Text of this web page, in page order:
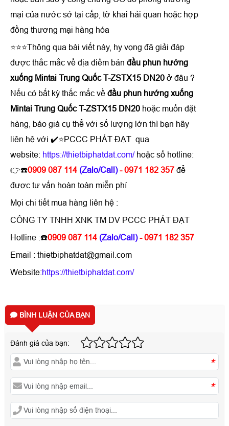
mại của nước sở tại cấp, tờ khai hải quan hoặc hợp
đồng thương mại hàng hóa
⭐⭐⭐Thông qua bài viết này, hy vọng đã giải đáp
được thắc mắc về địa điểm bán đầu phun hướng
xuống Mintai Trung Quốc T-ZSTX15 DN20 ở đâu ?
Nếu có bất kỳ thắc mắc về đầu phun hướng xuống
Mintai Trung Quốc T-ZSTX15 DN20 hoặc muốn đặt
hàng, báo giá cụ thể với số lượng lớn thì bạn hãy
liên hệ với ✔️⭐PCCC PHÁT ĐẠT qua
website: https://thietbiphatdat.com/hoặc số hotline:
👉☎️0909 087 114 (Zalo/Call) - 0971 182 357 để
được tư vấn hoàn toàn miễn phí
Mọi chi tiết mua hàng liên hệ :
CÔNG TY TNHH XNK TM DV PCCC PHÁT ĐẠT
Hotline :☎️0909 087 114 (Zalo/Call) - 0971 182 357
Email : thietbiphatdat@gmail.com
Website:https://thietbiphatdat.com/
BÌNH LUẬN CỦA BẠN
Đánh giá của bạn:
*
*